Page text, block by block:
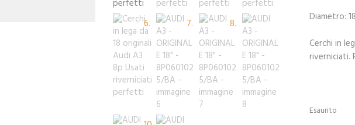
Diametro:
Cerchi in
riverniciati.
Esaurito